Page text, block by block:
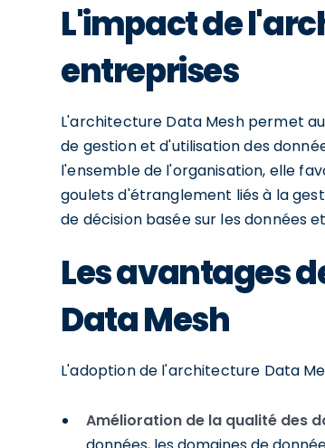
L'impact de
entreprises
L'architecture Data Mesh permet
de gestion et d'utilisation des
l'ensemble de l'organisation, elle
goulets d'étranglement liés à la
de décision basée sur les données
Les avantages
Data Mesh
L'adoption de l'architecture Data
Amélioration de la qualité des